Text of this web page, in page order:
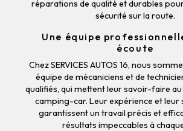
réparations de qualité et durables
sécurité sur la route.
Une équipe
écoute
Chez SERVICES AUTOS 16, nous
équipe de mécaniciens et de
qualifiés, qui mettent leur savoir-faire
camping-car. Leur expérience et leur
garantissent un travail précis et
résultats impeccables à